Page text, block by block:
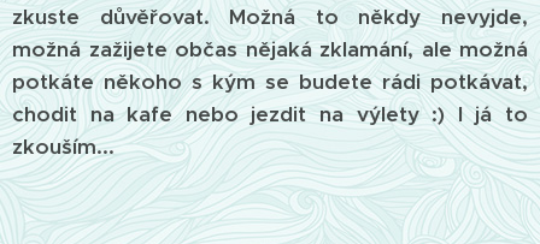
zkuste důvěřovat. Možná to někdy nevyjde,
možná zažijete občas nějaká zklamání, ale možná
potkáte někoho s kým se budete rádi potkávat,
chodit na kafe nebo jezdit na výlety :) I já to
zkouším...